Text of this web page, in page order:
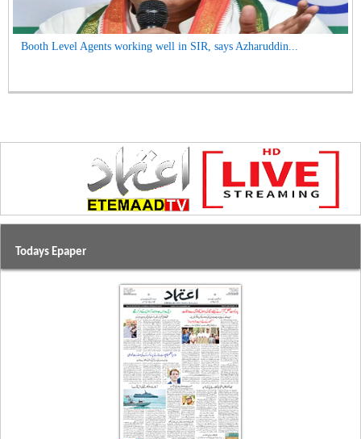
Booth Level Agents working well in SIR, says Azharuddin...
Todays Epaper